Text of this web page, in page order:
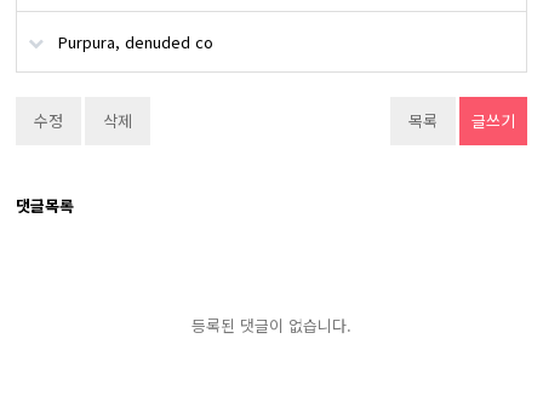
Purpura, denuded co
수정 삭제 목록 글쓰기
댓글목록
등록된 댓글이 없습니다.